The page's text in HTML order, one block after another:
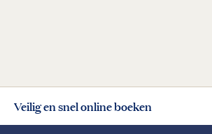
Veilig en snel online boeken